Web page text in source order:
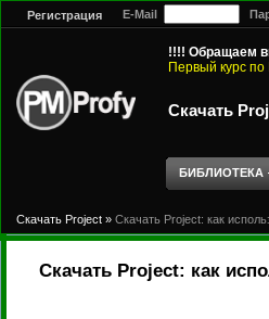
Регистрация E-Mail
!!!! Обращаем
Первый курс
Скачать
БИБЛИОТЕКА
Скачать Project » Скачать Project: как
Скачать Project: как